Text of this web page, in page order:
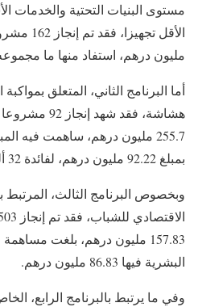
مستوى البنيات التحتية والخدمات
مليون درهم، استفاد منها ما مجموعه 221 ألفا و475
أما البرنامج الثاني، المتعلق
هشاشة، فقد
255.7 مليون درهم، ساهمت فيه
بمبلغ 92.22 مليون درهم، لفائدة 32 ألفا و860 مستفيدا.
وبخصوص البرنامج الثالث، المرتبط
157.83 مليون درهم، بلغت
البشرية فيها 86.83 مليون درهم.
وفي ما يرتبط بالبرنامج الرابع،